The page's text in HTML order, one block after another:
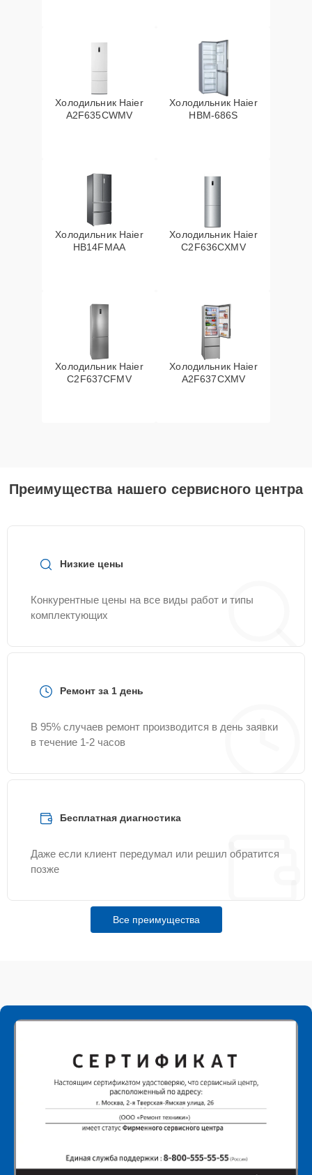
Холодильник Haier
A2F635CWMV
Холодильник Haier
HBM-686S
Холодильник Haier
HB14FMAA
Холодильник Haier
C2F636CXMV
Холодильник Haier
C2F637CFMV
Холодильник Haier
A2F637CXMV
Преимущества нашего сервисного центра
Низкие цены
Конкурентные цены на все виды работ и типы
комплектующих
Ремонт за 1 день
В 95% случаев ремонт производится в день заявки
в течение 1-2 часов
Бесплатная диагностика
Даже если клиент передумал или решил обратится
позже
Все преимущества